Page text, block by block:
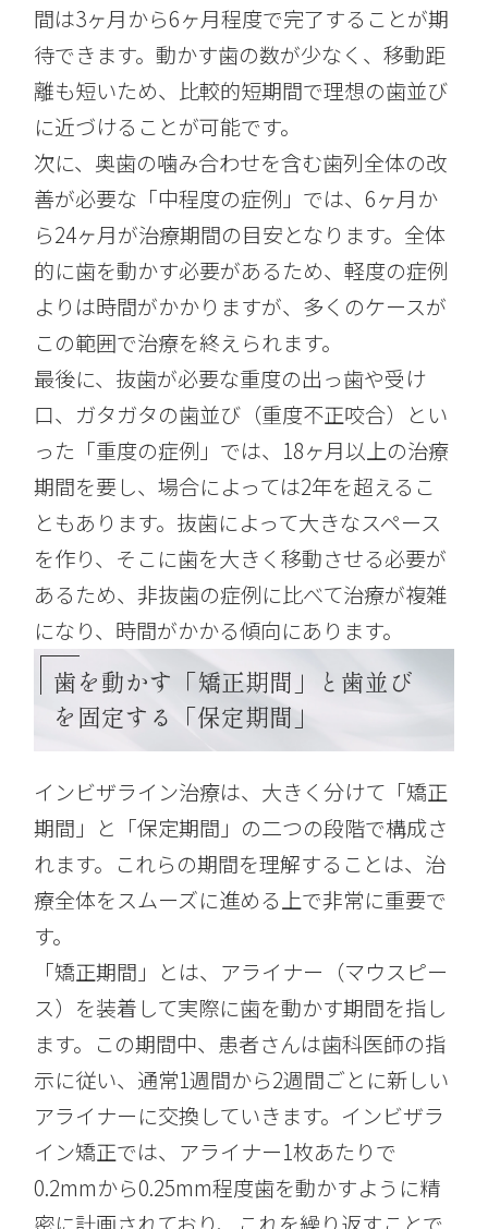
間は3ヶ月から6ヶ月程度で完了することが期
待できます。動かす歯の数が少なく、移動距
離も短いため、比較的短期間で理想の歯並び
に近づけることが可能です。
次に、奥歯の噛み合わせを含む歯列全体の改
善が必要な「中程度の症例」では、6ヶ月か
ら24ヶ月が治療期間の目安となります。全体
的に歯を動かす必要があるため、軽度の症例
よりは時間がかかりますが、多くのケースが
この範囲で治療を終えられます。
最後に、抜歯が必要な重度の出っ歯や受け
口、ガタガタの歯並び（重度不正咬合）とい
った「重度の症例」では、18ヶ月以上の治療
期間を要し、場合によっては2年を超えるこ
ともあります。抜歯によって大きなスペース
を作り、そこに歯を大きく移動させる必要が
あるため、非抜歯の症例に比べて治療が複雑
になり、時間がかかる傾向にあります。
歯を動かす「矯正期間」と歯並び
を固定する「保定期間」
インビザライン治療は、大きく分けて「矯正
期間」と「保定期間」の二つの段階で構成さ
れます。これらの期間を理解することは、治
療全体をスムーズに進める上で非常に重要で
す。
「矯正期間」とは、アライナー（マウスピー
ス）を装着して実際に歯を動かす期間を指し
ます。この期間中、患者さんは歯科医師の指
示に従い、通常1週間から2週間ごとに新しい
アライナーに交換していきます。インビザラ
イン矯正では、アライナー1枚あたりで
0.2mmから0.25mm程度歯を動かすように精